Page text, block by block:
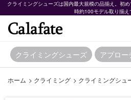
クライミングシューズは国内最大規模の品揃え。初
時約100モデル取り揃え
クライミングシューズ アプロ
ホーム > クライミング > クライミングシュ